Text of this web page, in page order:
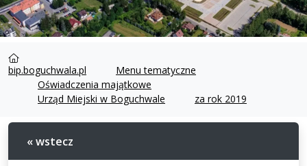
bip.boguchwala.pl
Menu tematyczne
Oświadczenia majątkowe
Urząd Miejski w Boguchwale
za rok 2019
« wstecz